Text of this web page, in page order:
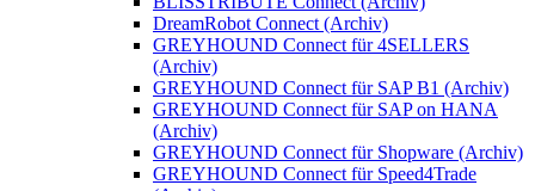
DreamRobot Connect (Archiv)
GREYHOUND Connect für 4SELLERS
(Archiv)
GREYHOUND Connect für SAP B1 (Archiv)
GREYHOUND Connect für SAP on HANA
(Archiv)
GREYHOUND Connect für Shopware (Archiv)
GREYHOUND Connect für Speed4Trade